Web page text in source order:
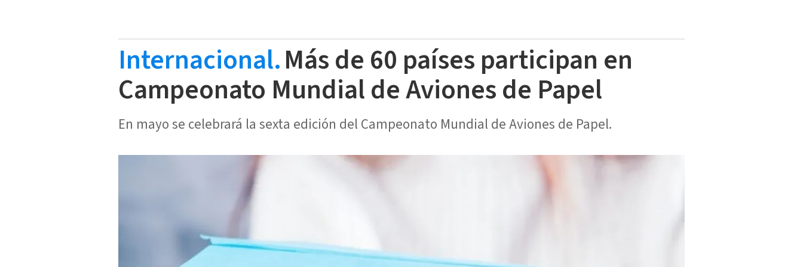
Internacional.Más de 60 países participan en
Campeonato Mundial de Aviones de Papel
En mayo se celebrará la sexta edición del Campeonato Mundial de Aviones de Papel.